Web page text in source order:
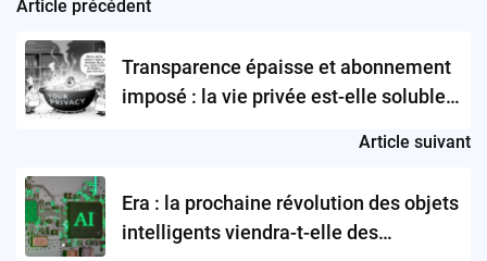
Post
navigation
Article précédent
Transparence épaisse et abonnement
imposé : la vie privée est-elle soluble
Article suivant
Era : la prochaine révolution des objets
intelligents viendra-t-elle des